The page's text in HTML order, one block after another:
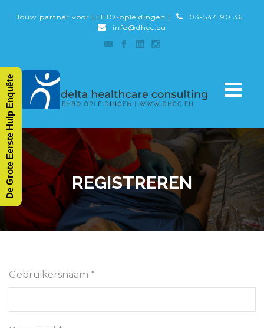
Jouw partner voor EHBO-opleidingen |
03-544 90 36
info@dhcc.eu
REGISTREREN
Gebruikersnaam *
De Grote Eerste Hulp Enquête